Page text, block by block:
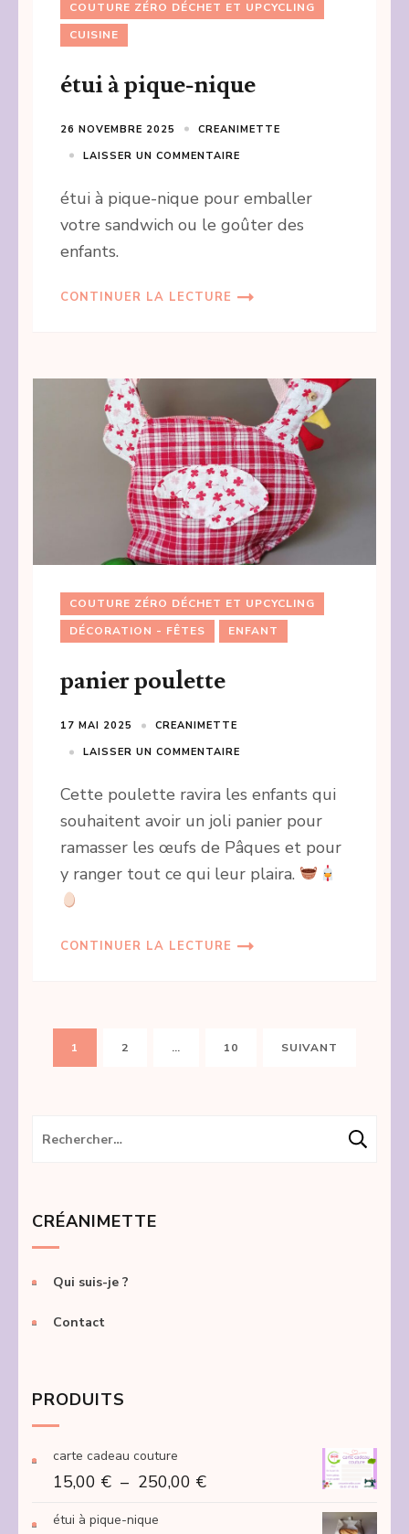
COUTURE ZÉRO DÉCHET ET UPCYCLING
CUISINE
étui à pique-nique
26 NOVEMBRE 2025
CREANIMETTE
LAISSER UN COMMENTAIRE
étui à pique-nique pour emballer
votre sandwich ou le goûter des
enfants.
CONTINUER LA LECTURE
COUTURE ZÉRO DÉCHET ET UPCYCLING
DÉCORATION - FÊTES
ENFANT
panier poulette
17 MAI 2025
CREANIMETTE
LAISSER UN COMMENTAIRE
Cette poulette ravira les enfants qui
souhaitent avoir un joli panier pour
ramasser les œufs de Pâques et pour
y ranger tout ce qui leur plaira.
CONTINUER LA LECTURE
Pagination
des
PAGE
1 PAGE
2 … PAGE
10 SUIVANT
Rechercher :
CRÉANIMETTE
Qui suis-je ?
Contact
PRODUITS
carte cadeau couture
15,00 € – 250,00 €Plage
étui à pique-nique